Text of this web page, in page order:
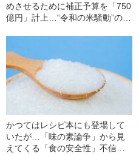
めさせるために補正予算を「750
億円」計上…“令和の米騒動”の背
かつてはレシピ本にも登場して
いたが…「味の素論争」から見
えてくる「食の安全性」不信の